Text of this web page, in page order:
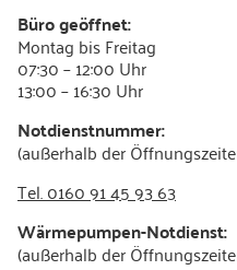
Büro geöffnet:
Montag bis Freitag
07:30 – 12:00 Uhr
13:00 – 16:30 Uhr
Notdienstnummer:
(außerhalb der
Tel. 0160 91 45 93 63
Wärmepumpen-Notdienst:
(außerhalb der